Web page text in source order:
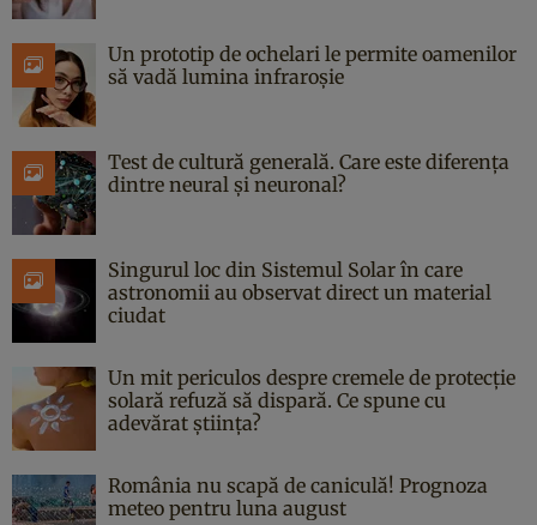
Un prototip de ochelari le permite oamenilor
să vadă lumina infraroșie
Test de cultură generală. Care este diferența
dintre neural și neuronal?
Singurul loc din Sistemul Solar în care
astronomii au observat direct un material
ciudat
Un mit periculos despre cremele de protecție
solară refuză să dispară. Ce spune cu
adevărat știința?
România nu scapă de caniculă! Prognoza
meteo pentru luna august